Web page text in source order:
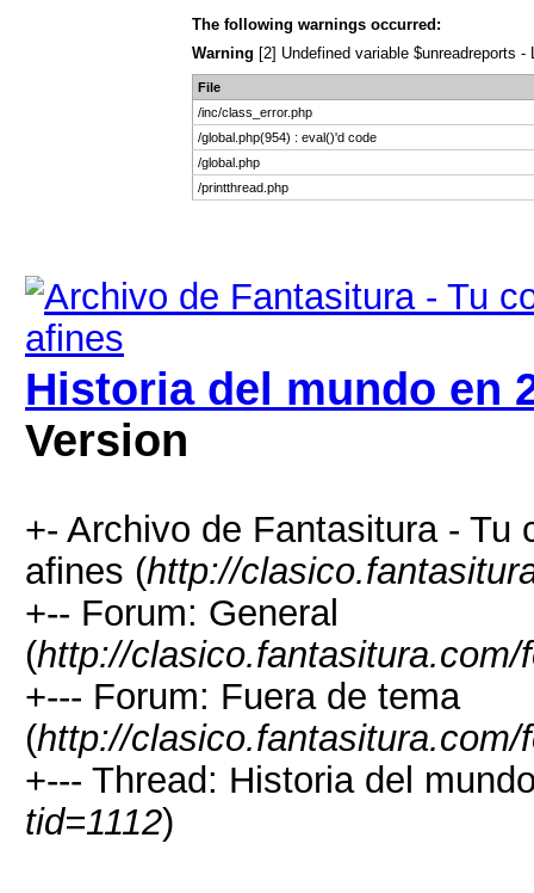
The following warnings occurred:
Warning [2] Undefined variable $unreadreports
File
/inc/class_error.php
/global.php(954) : eval()'d code
/global.php
/printthread.php
Historia del mundo en
Version
+- Archivo de Fantasitura -
afines (http://
+-- Forum: General
(http://clasico.fantasitura.com/
+--- Forum: Fuera de tema
(http://clasico.fantasitura.com/
+--- Thread: Historia del
tid=1112)